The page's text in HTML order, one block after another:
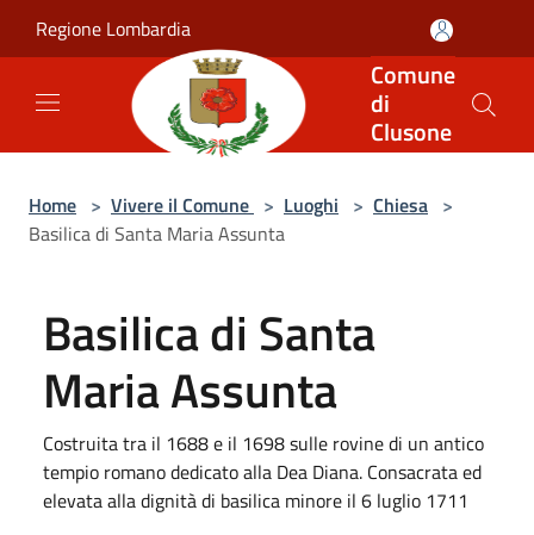
Regione Lombardia
Comune
di
Clusone
Home > Vivere il Comune > Luoghi > Chiesa >
Basilica di Santa Maria Assunta
Basilica di Santa
Maria Assunta
Costruita tra il 1688 e il 1698 sulle rovine di un antico
tempio romano dedicato alla Dea Diana. Consacrata ed
elevata alla dignità di basilica minore il 6 luglio 1711